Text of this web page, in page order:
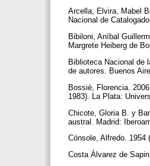
Arcella, Elvira, Mabel
Nacional de
Bibiloni, Aníbal
Margrete Heiberg de
Biblioteca Nacional de
de autores. Buenos
Bossié, Florencia.
1983). La Plata:
Chicote, Gloria B. y
austral. Madrid:
Cónsole, Alfredo.
Costa Álvarez de